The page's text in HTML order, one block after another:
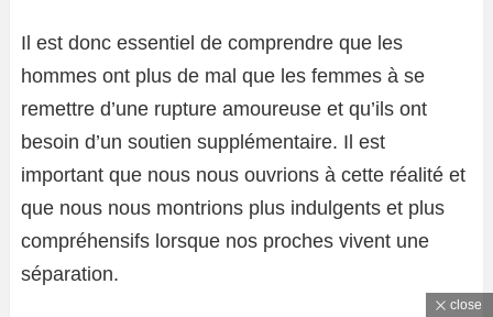
Il est donc essentiel de comprendre que les
hommes ont plus de mal que les femmes à se
remettre d’une rupture amoureuse et qu’ils ont
besoin d’un soutien supplémentaire. Il est
important que nous nous ouvrions à cette réalité et
que nous nous montrions plus indulgents et plus
compréhensifs lorsque nos proches vivent une
séparation.
close